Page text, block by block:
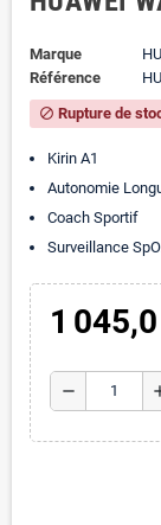
Marque
Référence
block Rupture de
Kirin A1
Autonomie
Coach Sportif
Surveillance
1
remove